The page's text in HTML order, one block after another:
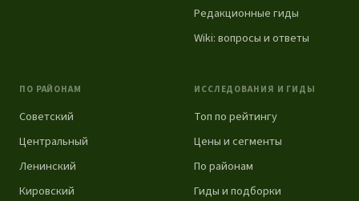
Редакционные гиды
Wiki: вопросы и ответы
ПО РАЙОНАМ
Советский
Центральный
Ленинский
Кировский
ИССЛЕДОВАНИЯ И ГИДЫ
Топ по рейтингу
Цены и сегменты
По районам
Гиды и подборки